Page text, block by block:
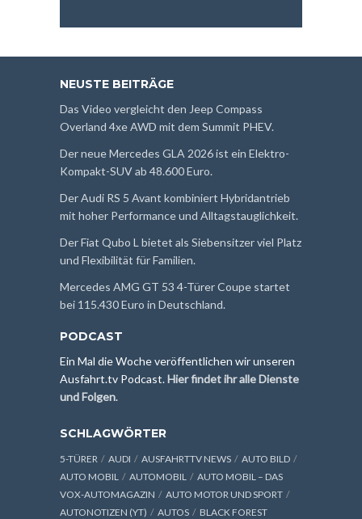
NEUSTE BEITRÄGE
Das Video vergleicht den Jeep Compass
Overland 4xe AWD mit dem Summit PHEV.
Der neue Mercedes GLA 2026 ist ein Elektro-
Kompakt-SUV ab 48.600 Euro.
Der Audi RS 5 Avant kombiniert Hybridantrieb
mit hoher Performance und Alltagstauglichkeit.
Der Fiat Qubo L bietet als Siebensitzer viel Platz
und Flexibilität für Familien.
Mercedes AMG GT 53 4-Türer Coupe startet
bei 115.430 Euro in Deutschland.
PODCAST
Ein Mal die Woche veröffentlichen wir unseren
Ausfahrt.tv Podcast.Hier findet ihr alle Dienste
und Folgen.
SCHLAGWÖRTER
5-TÜRER AUDI AUSFAHRTTV NEWS
AUTO BILD
AUTO MOBIL
AUTOMOBIL
AUTO MOBIL – DAS
VOX-AUTOMAGAZIN
AUTO MOTOR UND SPORT
AUTONOTIZEN (YT)
AUTOS
BLACK FOREST